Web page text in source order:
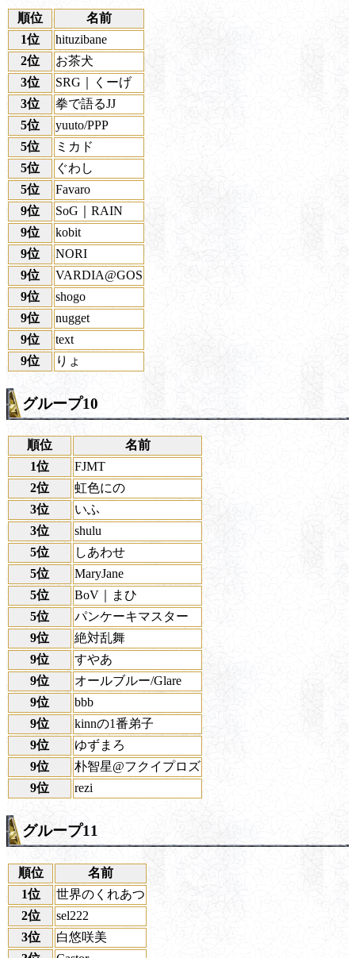
順位
名前
1位
hituzibane
2位
お茶犬
3位
SRG｜くーげ
3位
拳で語るJJ
5位
yuuto/PPP
5位
ミカド
5位
ぐわし
5位
Favaro
9位
SoG｜RAIN
9位
kobit
9位
NORI
9位
VARDIA@GOS
9位
shogo
9位
nugget
9位
text
9位
りょ
グループ10
順位
名前
1位
FJMT
2位
虹色にの
3位
いふ
3位
shulu
5位
しあわせ
5位
MaryJane
5位
BoV｜まひ
5位
パンケーキマスター
9位
絶対乱舞
9位
すやあ
9位
オールブルー/Glare
9位
bbb
9位
kinnの1番弟子
9位
ゆずまろ
9位
朴智星@フクイプロズ
9位
rezi
グループ11
順位
名前
1位
世界のくれあつ
2位
sel222
3位
白悠咲美